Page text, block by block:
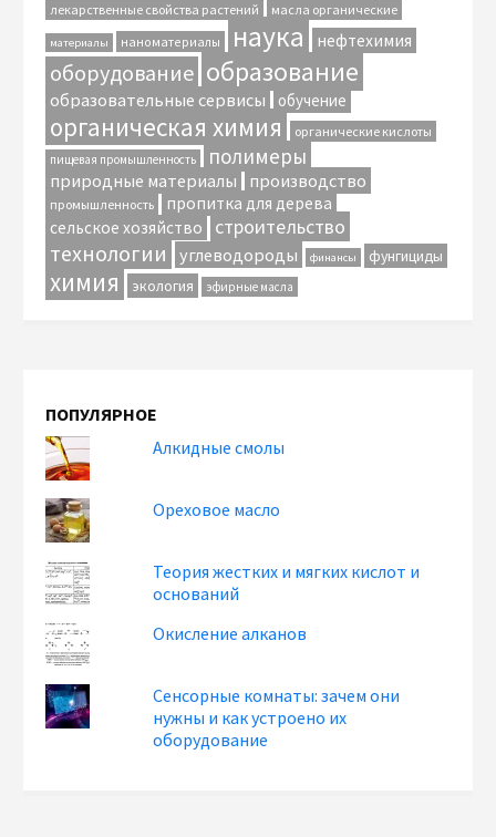
лекарственные свойства растений масла органические
материалы наноматериалы наука нефтехимия
оборудование образование
образовательные сервисы обучение
органическая химия органические кислоты
пищевая промышленность полимеры
природные материалы производство
промышленность
пропитка для дерева
сельское хозяйство
строительство
технологии углеводороды финансы фунгициды
химия экология эфирные масла
ПОПУЛЯРНОЕ
Алкидные смолы
Ореховое масло
Теория жестких и мягких кислот и
оснований
Окисление алканов
Сенсорные комнаты: зачем они
нужны и как устроено их
оборудование